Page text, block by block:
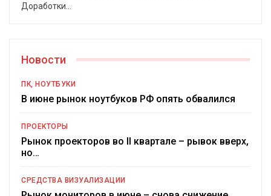
Доработки
Новости
ПК, НОУТБУКИ
В июне рынок ноутбуков РФ опять обвалился
ПРОЕКТОРЫ
Рынок проекторов во II квартале – рывок вверх,
но…
СРЕДСТВА ВИЗУАЛИЗАЦИИ